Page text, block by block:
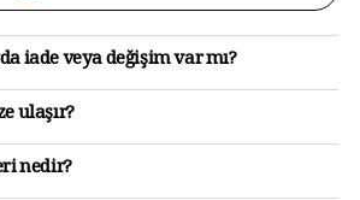
iade veya değişim var mı?
ulaşır?
nedir?